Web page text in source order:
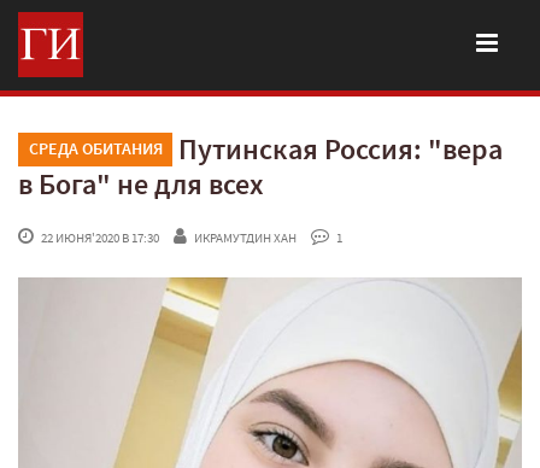
СРЕДА ОБИТАНИЯ
Путинская Россия: "вера
в Бога" не для всех
22 ИЮНЯ'2020 В 17:30 ИКРАМУТДИН ХАН 1